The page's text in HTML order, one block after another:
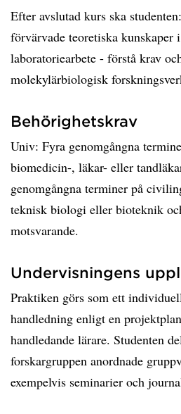
Efter avslutad kurs ska
förvärvade teoretiska kunskaper
laboratoriearbete - förstå krav
molekylärbiologisk
Behörighetskrav
Univ: Fyra genomgångna
biomedicin-, läkar- eller
genomgångna terminer på
teknisk biologi eller bioteknik
motsvarande.
Undervisningens
Praktiken görs som ett
handledning enligt en
handledande lärare. Studenten
forskargruppen anordnade
exempelvis seminarier och